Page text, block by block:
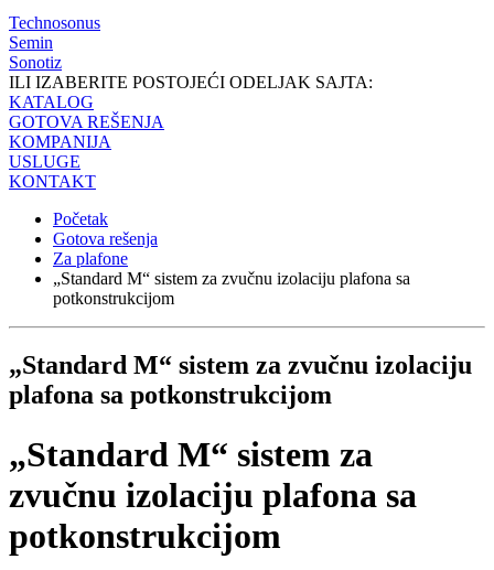
Technosonus
Semin
Sonotiz
ILI IZABERITE POSTOJEĆI ODELJAK SAJTA:
KATALOG
GOTOVA REŠENJA
KOMPANIJA
USLUGE
KONTAKT
Početak
Gotova rešenja
Za plafone
„Standard M“ sistem za zvučnu izolaciju plafona sa
potkonstrukcijom
„Standard M“ sistem za zvučnu izolaciju
plafona sa potkonstrukcijom
„Standard M“ sistem za
zvučnu izolaciju plafona sa
potkonstrukcijom